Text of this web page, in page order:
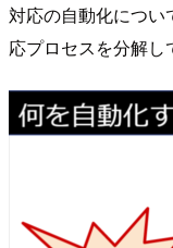
対応の自動化につ
応プロセスを分解し